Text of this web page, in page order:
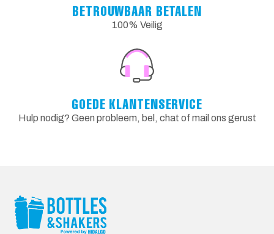
BETROUWBAAR BETALEN
100% Veilig
GOEDE KLANTENSERVICE
Hulp nodig? Geen probleem, bel, chat of mail ons gerust